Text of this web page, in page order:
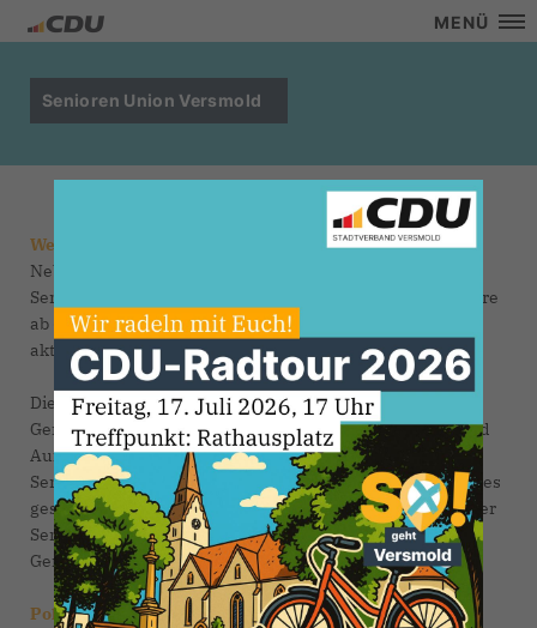
MENÜ
Senioren Union Versmold
Wer ist die Senioren-Union? Was sind ihre Ziele?
Neben den Aktivitäten des CDU Stadtverbandes ist die
Senioren-Union Versmold ein spezielles Angebot für Ältere
ab 60 Jahre. Unsere Gesellschaft wird immer älter, bleibt
aktiver, mobiler und darum interessierter.
Die Senioren Union vertritt die Interessen der älteren
Generation in unserer Partei und unserem Volk. Ziele und
Aufgaben der Senioren-Union reichen weit über die
Seniorenpolitik hinaus und durchdringen alle Bereiche des
gesellschaftlichen Lebens. Auftrag und Zukunftsvision der
Senioren Union sind der Austausch von Erfahrungen im
Generationendialog und die Vermittlung von Werten.
Politische Schwerpunkte der Senioren-Union: